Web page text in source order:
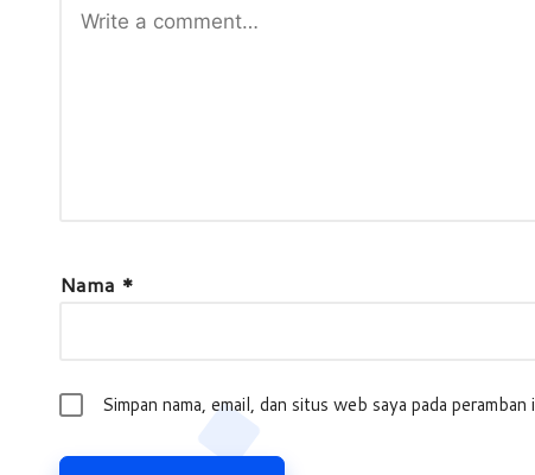
Nama *
Simpan nama, email, dan situs web saya pada